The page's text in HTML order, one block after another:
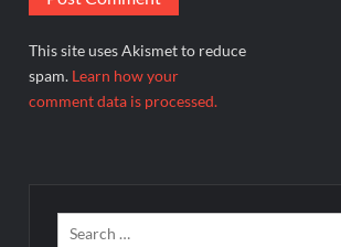
This site uses Akismet to reduce
spam. Learn how your
comment data is processed.